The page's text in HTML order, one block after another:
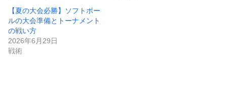
【夏の大会必勝】ソフトボー
ルの大会準備とトーナメント
の戦い方
2026年6月29日
戦術